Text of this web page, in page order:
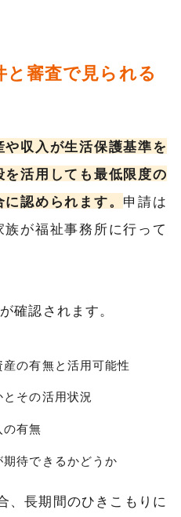
と審査で見られる
収入が生活保護基準を
活用しても最低限度の
認められます。 申請は
が福祉事務所に行って
確認されます。
の有無と活用可能性
その活用状況
の有無
待できるかどうか
、長期間のひきこもりに